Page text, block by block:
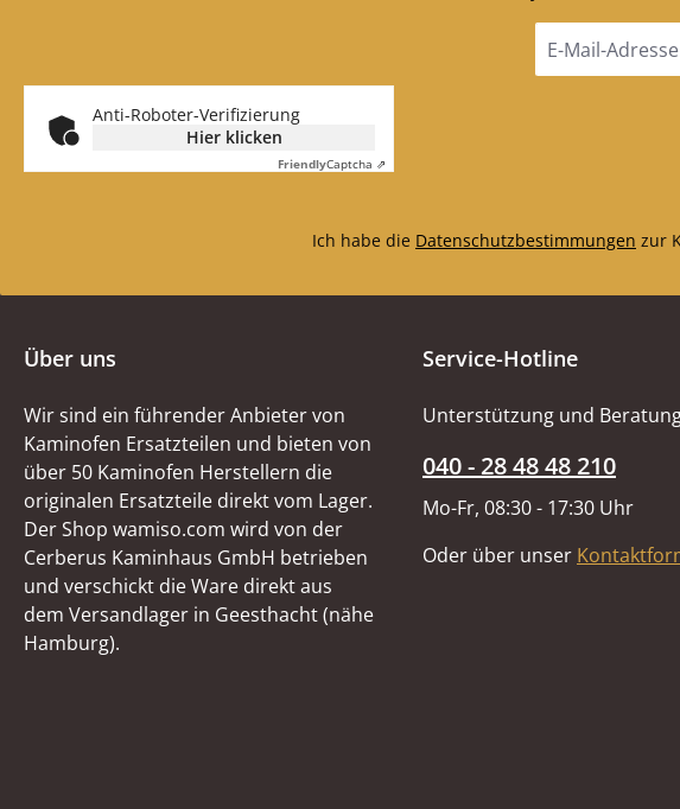
Mail-
Anti-Roboter-Verifizierung
Hier klicken
FriendlyCaptcha ⇗
Ich habe die Datenschutzbestimmungen zur
Über uns
Wir sind ein führender Anbieter von
Kaminofen Ersatzteilen und bieten von
über 50 Kaminofen Herstellern die
originalen Ersatzteile direkt vom Lager.
Der Shop wamiso.com wird von der
Cerberus Kaminhaus GmbH betrieben
und verschickt die Ware direkt aus
dem Versandlager in Geesthacht (nähe
Hamburg).
Service-Hotline
Unterstützung und
040 - 28 48 48 210
Mo-Fr, 08:30 - 17:30 Uhr
Oder über unser